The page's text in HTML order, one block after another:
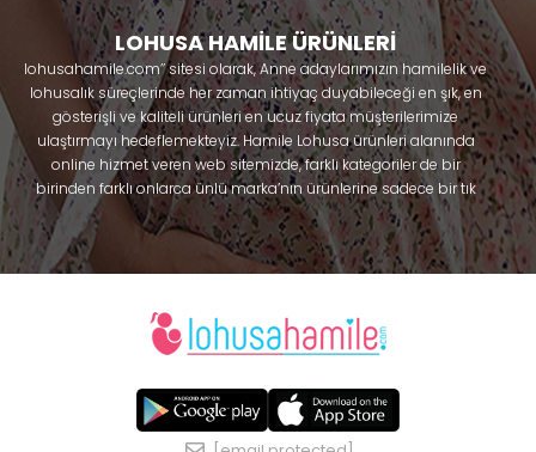
LOHUSA HAMİLE ÜRÜNLERİ
lohusahamile.com’’ sitesi olarak, Anne adaylarımızın hamilelik ve
lohusalık süreçlerinde her zaman ihtiyaç duyabileceği en şık, en
gösterişli ve kaliteli ürünleri en ucuz fiyata müşterilerimize
ulaştırmayı hedeflemekteyiz. Hamile Lohusa ürünleri alanında
online hizmet veren web sitemizde, farklı kategoriler de bir
birinden farklı onlarca ünlü marka’nın ürünlerine sadece bir tık
uzaklıkta olacaksınız. Hem hamilelik öncesi hem doğum sonrası
kullanabileceğiniz ürünler ile gebelik döneminizi huzur içinde
geçirmenize yardımcı olmaya çalışmaktayız. Annelerimizin
sabahlık, hamile pijama, hamile gecelik, Emzirme sütyeni,
Emzirme atleti, Lohusa taç ve terlik gibi ürünleri bir çok model
seçenekleriyle bir birinden güzel kombinler yaparak güven içinde
, Mecit, Tuba, Fc Fantasy, Feyza, Poleren, Anıl, Polkan,
Şahnur, Pijamis, miss mirella, alos, Rozalinda, Bone Club, Oyda,